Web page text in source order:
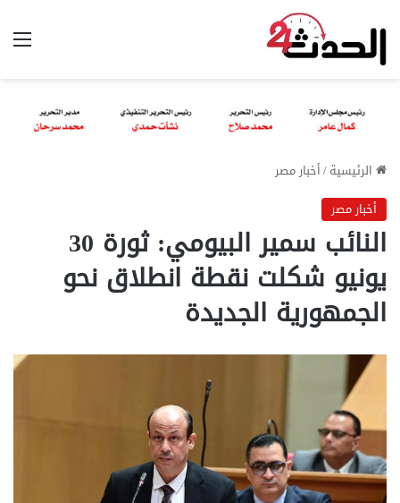
الرئيسية/أخبار مصر
أخبار مصر
النائب سمير البيومي: ثورة 30
يونيو شكلت نقطة انطلاق نحو
الجمهورية الجديدة